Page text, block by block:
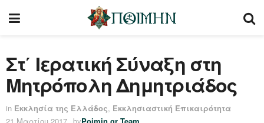
Στ΄ Ιερατική Σύναξη στη
Μητρόπολη Δημητριάδος
in Εκκλησία της Ελλάδος, Εκκλησιαστική Επικαιρότητα